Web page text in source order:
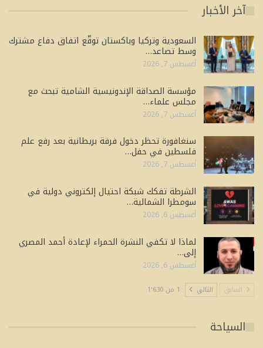
آخر الأخبار
السعودية وتركيا وباكستان توقّع اتفاق دفاع مشترك
وسط تصاعد…
أغسطس 7, 2026
مؤسسة الصداقة الإندونيسية الشامية تبحث مع
مجلس علماء…
أغسطس 7, 2026
سنغافورة تحظر دخول فرقة بريطانية بعد رفع علم
فلسطين في حفل…
أغسطس 7, 2026
الشرطة تفكك شبكة احتيال إلكتروني دولية في
سومطرا الشمالية…
أغسطس 6, 2026
لماذا لا تكفي النشرة الحمراء لإعادة أحمد المصري
إلى…
أغسطس 6, 2026
السابق التالي 1 من 1٬630
السياحة